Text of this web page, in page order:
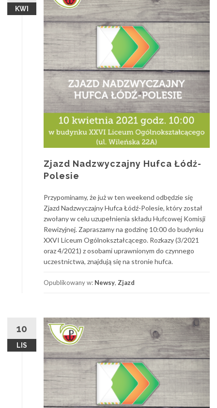
KWI
Zjazd Nadzwyczajny Hufca Łódź-
Polesie
Przypominamy, że już w ten weekend odbędzie się
Zjazd Nadzwyczajny Hufca Łódź-Polesie, który został
zwołany w celu uzupełnienia składu Hufcowej Komisji
Rewizyjnej. Zapraszamy na godzinę 10:00 do budynku
XXVI Liceum Ogólnokształcącego. Rozkazy (3/2021
oraz 4/2021) z osobami uprawnionym do czynnego
uczestnictwa, znajdują się na stronie hufca.
Opublikowany w: Newsy, Zjazd
10
LIS